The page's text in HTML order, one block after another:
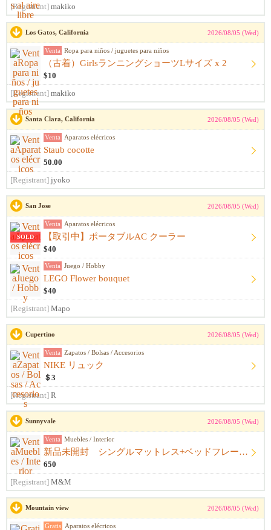
[Registrant] makiko
Los Gatos, California 2026/08/05 (Wed)
Venta Ropa para niños / juguetes para niños
（古着）GirlsランニングショーツLサイズ x 2
$10
[Registrant] makiko
Santa Clara, California 2026/08/05 (Wed)
Venta Aparatos elécricos
Staub cocotte
50.00
[Registrant] jyoko
San Jose 2026/08/05 (Wed)
SOLD
Venta Aparatos elécricos
【取引中】ポータブルAC クーラー
$40
Venta Juego / Hobby
LEGO Flower bouquet
$40
[Registrant] Mapo
Cupertino 2026/08/05 (Wed)
Venta Zapatos / Bolsas / Accesorios
NIKE リュック
＄3
[Registrant] R
Sunnyvale 2026/08/05 (Wed)
Venta Muebles / Interior
新品未開封 シングルマットレス+ベッドフレーム+シーツ
650
[Registrant] M&M
Mountain view 2026/08/05 (Wed)
Gratis Aparatos elécricos